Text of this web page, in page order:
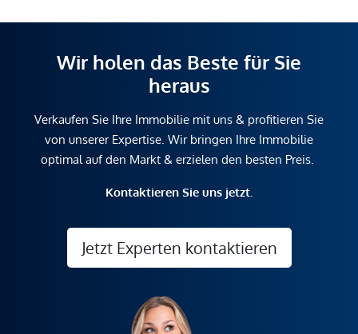
Wir holen das Beste für Sie
heraus
Verkaufen Sie Ihre Immobilie mit uns & profitieren Sie
von unserer Expertise. Wir bringen Ihre Immobilie
optimal auf den Markt & erzielen den besten Preis.
Kontaktieren Sie uns jetzt.
Jetzt Experten kontaktieren